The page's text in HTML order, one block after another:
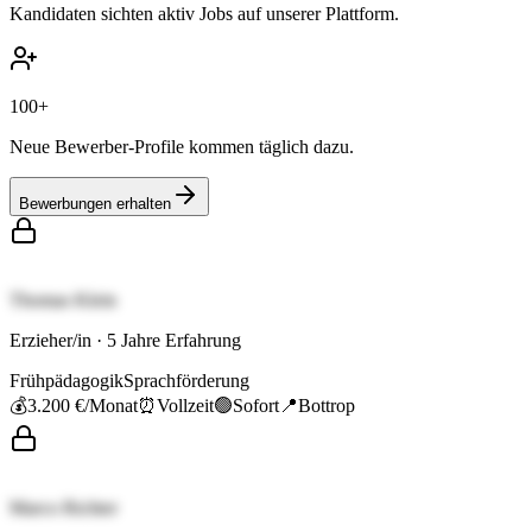
Kandidaten sichten aktiv Jobs auf unserer Plattform.
100+
Neue Bewerber-Profile kommen täglich dazu.
Bewerbungen erhalten
Thomas Klein
Erzieher/in · 5 Jahre Erfahrung
FrühpädagogikSprachförderung
💰3.200 €/Monat⏰Vollzeit🟢Sofort 📍Bottrop
Marco Richter